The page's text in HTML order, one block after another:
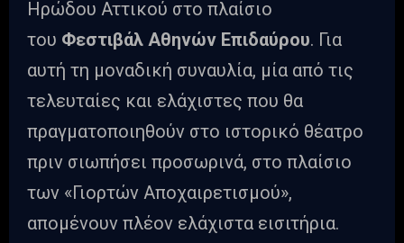
Ηρώδου Αττικού στο πλαίσιο
του Φεστιβάλ Αθηνών Επιδαύρου. Για
αυτή τη μοναδική συναυλία, μία από τις
τελευταίες και ελάχιστες που θα
πραγματοποιηθούν στο ιστορικό θέατρο
πριν σιωπήσει προσωρινά, στο πλαίσιο
των «Γιορτών Αποχαιρετισμού»,
απομένουν πλέον ελάχιστα εισιτήρια.